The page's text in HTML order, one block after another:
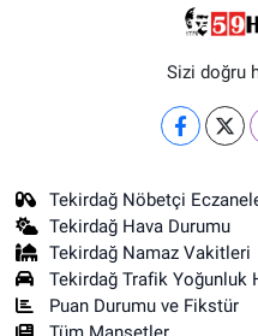
Sizi doğru
Tekirdağ Nöbetçi
Tekirdağ Hava Durumu
Tekirdağ Namaz Vakitleri
Tekirdağ Trafik Yoğunluk
Puan Durumu ve Fikstür